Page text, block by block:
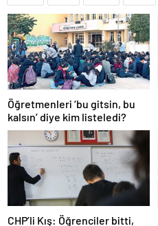
Öğretmenleri ‘bu gitsin, bu
kalsın’ diye kim listeledi?
CHP’li Kış: Öğrenciler bitti,